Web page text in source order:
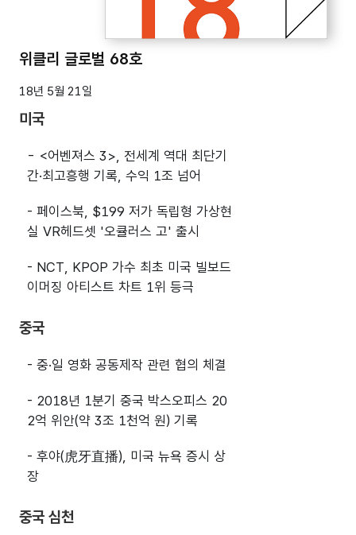
위클리 글로벌 68호
18년 5월 21일
미국
- <어벤져스 3>, 전세계 역대 최단기
간·최고흥행 기록, 수익 1조 넘어
- 페이스북, $199 저가 독립형 가상현
실 VR헤드셋 '오큘러스 고' 출시
- NCT, KPOP 가수 최초 미국 빌보드
이머징 아티스트 차트 1위 등극
중국
- 중·일 영화 공동제작 관련 협의 체결
- 2018년 1분기 중국 박스오피스 20
2억 위안(약 3조 1천억 원) 기록
- 후야(虎牙直播), 미국 뉴욕 증시 상
장
중국 심천